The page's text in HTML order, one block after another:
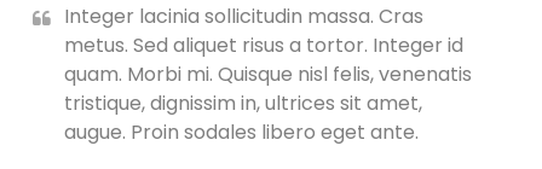
Integer lacinia sollicitudin massa. Cras
metus. Sed aliquet risus a tortor. Integer id
quam. Morbi mi. Quisque nisl felis, venenatis
tristique, dignissim in, ultrices sit amet,
augue. Proin sodales libero eget ante.